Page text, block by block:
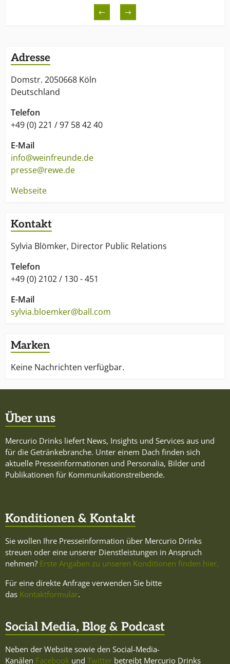
← →
Adresse
Domstr. 2050668 Köln
Deutschland
Telefon
+49 (0) 221 / 97 58 42 40
E-Mail
info@weinfreunde.de
presse@rewe.de
Webseite
Kontakt
Sylvia Blömker, Director Public Relations
Telefon
+49 (0) 2102 / 130 - 451
E-Mail
sylvia.bloemker@ball.com
Marken
Keine Nachrichten verfügbar.
Über uns
Mercurio Drinks liefert News, Insights und Services aus und
für die Getränkebranche. Unter einem Dach finden sich
aktuelle Presseinformationen und Personalia, Bilder und
Publikationen für Kommunikationstreibende.
Konditionen & Kontakt
Sie wollen Ihre Presseinformation über Mercurio Drinks
streuen oder eine unserer Dienstleistungen in Anspruch
nehmen? Erste Angaben zu unseren Konditionen finden hier.
Für eine direkte Anfrage verwenden Sie bitte
das Kontaktformular.
Social Media, Blog & Podcast
Neben der Website sowie den Social-Media-
Kanälen Facebook und Twitter betreibt Mercurio Drinks